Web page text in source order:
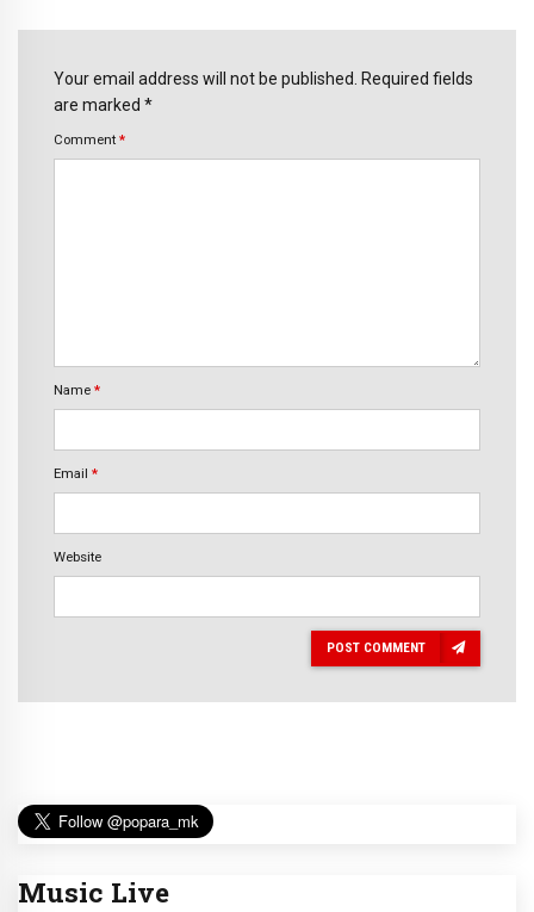
Your email address will not be published. Required fields
are marked *
Comment *
Name *
Email *
Website
POST COMMENT
Music Live